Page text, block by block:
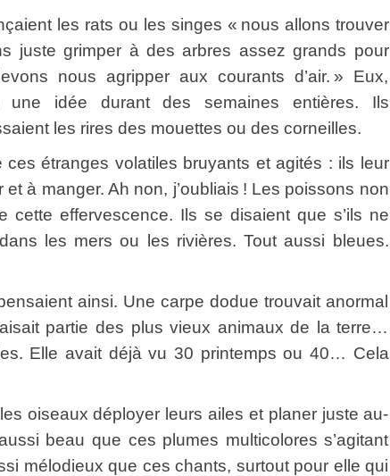
les rats ou les singes « nous allons trouver
juste grimper à des arbres assez grands pour
nous agripper aux courants d’air. » Eux,
idée durant des semaines entières. Ils
les rires des mouettes ou des corneilles.
étranges volatiles bruyants et agités : ils leur
à manger. Ah non, j’oubliais ! Les poissons non
effervescence. Ils se disaient que s’ils ne
les mers ou les rivières. Tout aussi bleues.
ainsi. Une carpe dodue trouvait anormal
partie des plus vieux animaux de la terre…
Elle avait déjà vu 30 printemps ou 40… Cela
déployer leurs ailes et planer juste au-
beau que ces plumes multicolores s’agitant
mélodieux que ces chants, surtout pour elle qui